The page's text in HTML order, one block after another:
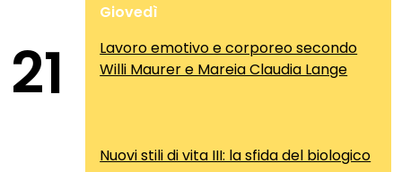
21
Giovedì
Lavoro emotivo e corporeo secondo
Willi Maurer e Mareia Claudia Lange
Nuovi stili di vita III: la sfida del biologico